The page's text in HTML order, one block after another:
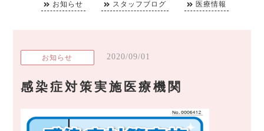
お知らせ
スタッフブログ 医療情報
お知らせ 2020/09/01
感染症対策実施医療機関